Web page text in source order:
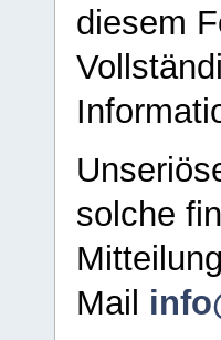
diesem
solche
Mail